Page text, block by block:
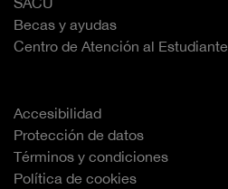
Becas y ayudas
Centro de Atención al Estudiante
Accesibilidad
Protección de datos
Términos y condiciones
Política de cookies